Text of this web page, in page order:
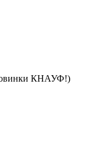
КНАУФ!)